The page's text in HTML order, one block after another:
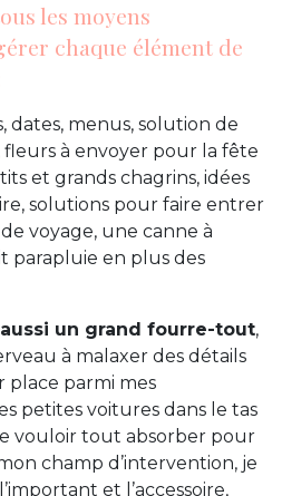
les moyens
chaque élément de
dates, menus, solution de
à envoyer pour la fête
et grands chagrins, idées
solutions pour faire entrer
voyage, une canne à
parapluie en plus des
un grand fourre-tout,
à malaxer des détails
parmi mes
petites voitures dans le tas
vouloir tout absorber pour
champ d’intervention, je
et l’accessoire,